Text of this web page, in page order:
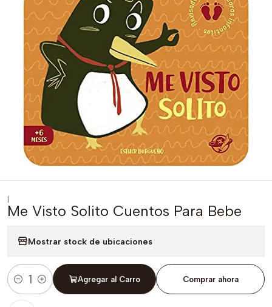
|
Me Visto Solito Cuentos Para Bebe
Mostrar stock de ubicaciones
Cantidad
Agregar al Carro Comprar ahora